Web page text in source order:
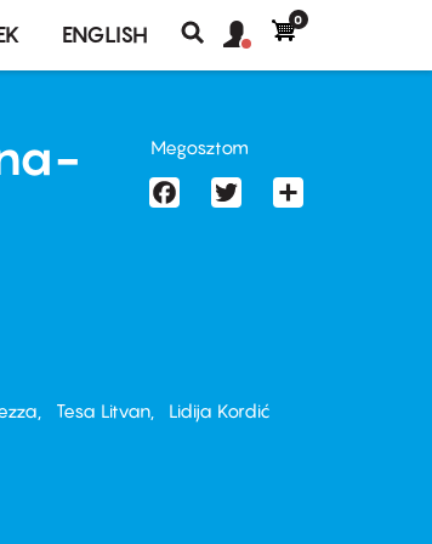
ENGLISH
Keresés
fiók
Felhasználói
0
Tesa Litvan Lidija Kordić
Megosztom
FacebookTwitter